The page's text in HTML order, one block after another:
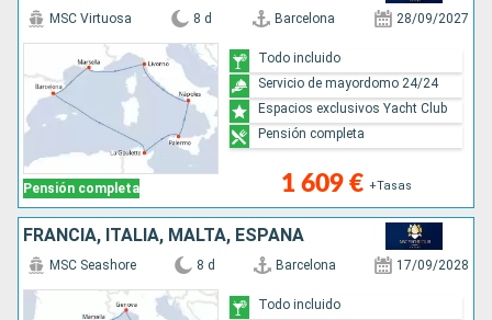
Pensión completa
MSC Virtuosa 8 d Barcelona 28/09/2027
1 609 € +Tasas
Todo incluido
Servicio de mayordomo 24/24
Espacios exclusivos Yacht Club
Pensión completa
FRANCIA, ITALIA, MALTA, ESPAÑA
MSC Seashore 8 d Barcelona 17/09/2028
Todo incluido